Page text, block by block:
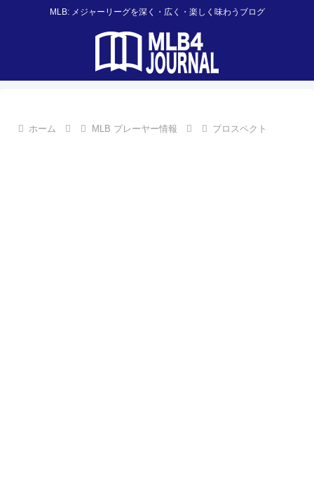
MLB: メジャーリーグを深く・広く・楽しく味わうブログ
ホーム MLB プレーヤー情報 プロスペクト